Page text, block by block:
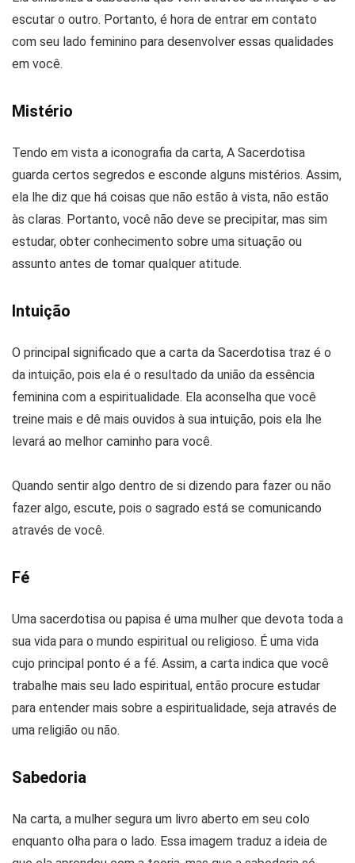
escutar o outro. Portanto, é hora de entrar em contato
com seu lado feminino para desenvolver essas qualidades
em você.
Mistério
Tendo em vista a iconografia da carta, A Sacerdotisa
guarda certos segredos e esconde alguns mistérios. Assim,
ela lhe diz que há coisas que não estão à vista, não estão
às claras. Portanto, você não deve se precipitar, mas sim
estudar, obter conhecimento sobre uma situação ou
assunto antes de tomar qualquer atitude.
Intuição
O principal significado que a carta da Sacerdotisa traz é o
da intuição, pois ela é o resultado da união da essência
feminina com a espiritualidade. Ela aconselha que você
treine mais e dê mais ouvidos à sua intuição, pois ela lhe
levará ao melhor caminho para você.
Quando sentir algo dentro de si dizendo para fazer ou não
fazer algo, escute, pois o sagrado está se comunicando
através de você.
Fé
Uma sacerdotisa ou papisa é uma mulher que devota toda a
sua vida para o mundo espiritual ou religioso. É uma vida
cujo principal ponto é a fé. Assim, a carta indica que você
trabalhe mais seu lado espiritual, então procure estudar
para entender mais sobre a espiritualidade, seja através de
uma religião ou não.
Sabedoria
Na carta, a mulher segura um livro aberto em seu colo
enquanto olha para o lado. Essa imagem traduz a ideia de